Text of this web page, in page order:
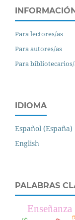
Para lectores/as
Para autores/as
Para
IDIOMA
Español (España)
English
PALABRAS
Enseñanza